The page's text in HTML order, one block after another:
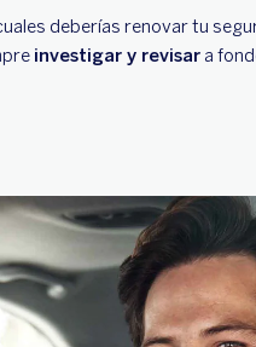
deberías renovar tu
investigar y revisar a